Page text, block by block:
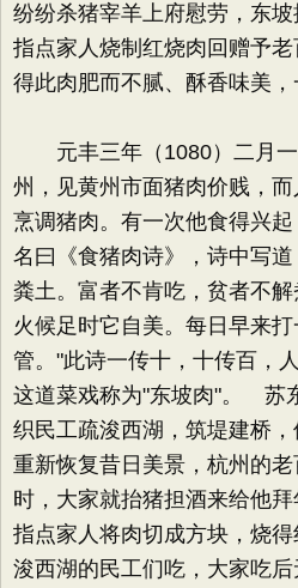
纷纷杀猪宰羊上府慰劳，东
指点家人烧制红烧肉回赠予
得此肉肥而不腻、酥香味美，
元丰三年（1080）二月一
州，见黄州市面猪肉价贱，
烹调猪肉。有一次他食得兴
名曰《食猪肉诗》，诗中写
粪土。富者不肯吃，贫者不解
火候足时它自美。每日早来
管。"此诗一传十，十传百，
这道菜戏称为"东坡肉"。 苏
织民工疏浚西湖，筑堤建桥
重新恢复昔日美景，杭州的
时，大家就抬猪担酒来给他
指点家人将肉切成方块，烧
浚西湖的民工们吃，大家吃